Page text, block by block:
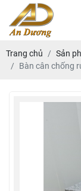
Trang chủ Sản
Bàn cân chống